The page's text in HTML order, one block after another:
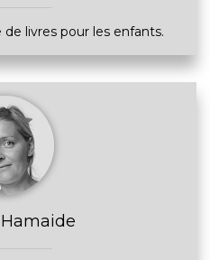
livres pour les enfants.